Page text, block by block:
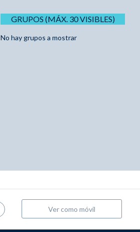
GRUPOS (MÁX. 30 VISIBLES)
No hay grupos a mostrar